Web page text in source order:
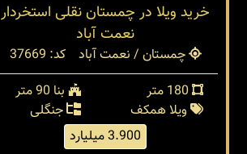
خرید ویلا در چمستان نقلی استخردار
نعمت آباد
چمستان / نعمت آباد
کد: 37669
بنا 90 متر
ویلا همکف
جنگلی
3.900 میلیارد